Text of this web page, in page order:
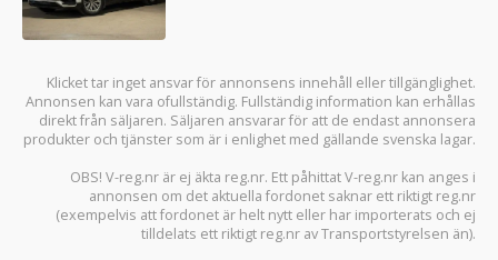
Klicket tar inget ansvar för annonsens innehåll eller tillgänglighet.
Annonsen kan vara ofullständig. Fullständig information kan erhållas
direkt från säljaren. Säljaren ansvarar för att de endast annonsera
produkter och tjänster som är i enlighet med gällande svenska lagar.
OBS! V-reg.nr är ej äkta reg.nr. Ett påhittat V-reg.nr kan anges i
annonsen om det aktuella fordonet saknar ett riktigt reg.nr
(exempelvis att fordonet är helt nytt eller har importerats och ej
tilldelats ett riktigt reg.nr av Transportstyrelsen än).